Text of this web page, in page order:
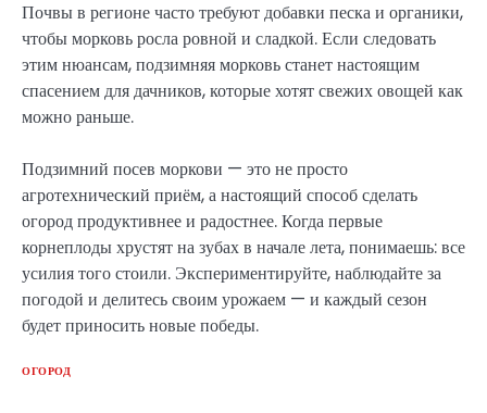
Почвы в регионе часто требуют добавки песка и органики,
чтобы морковь росла ровной и сладкой. Если следовать
этим нюансам, подзимняя морковь станет настоящим
спасением для дачников, которые хотят свежих овощей как
можно раньше.
Подзимний посев моркови — это не просто
агротехнический приём, а настоящий способ сделать
огород продуктивнее и радостнее. Когда первые
корнеплоды хрустят на зубах в начале лета, понимаешь: все
усилия того стоили. Экспериментируйте, наблюдайте за
погодой и делитесь своим урожаем — и каждый сезон
будет приносить новые победы.
ОГОРОД